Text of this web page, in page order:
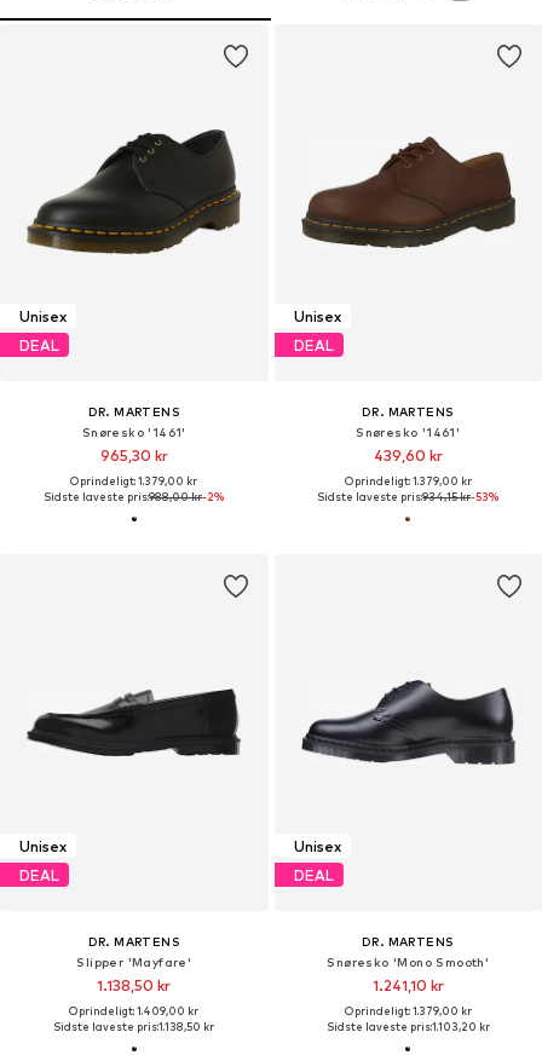
Unisex
DEAL
DR. MARTENS
Snøresko '1461'
965,30 kr
Oprindeligt: 1.379,00 kr
Sidste laveste pris:988,00 kr-2%
Unisex
DEAL
DR. MARTENS
Snøresko '1461'
439,60 kr
Oprindeligt: 1.379,00 kr
Sidste laveste pris:934,15 kr-53%
Unisex
DEAL
DR. MARTENS
Slipper 'Mayfare'
1.138,50 kr
Oprindeligt: 1.409,00 kr
Sidste laveste pris:1.138,50 kr
Unisex
DEAL
DR. MARTENS
Snøresko 'Mono Smooth'
1.241,10 kr
Oprindeligt: 1.379,00 kr
Sidste laveste pris:1.103,20 kr